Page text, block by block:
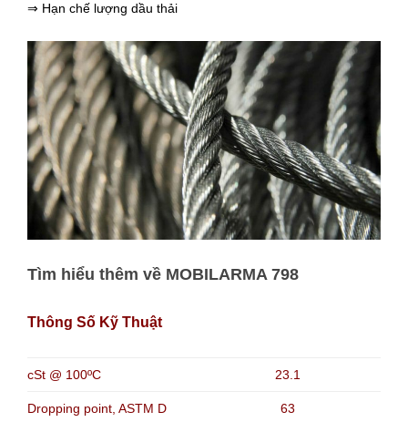
⇒ Hạn chế lượng dầu thải
Tìm hiểu thêm về MOBILARMA 798
Thông Số Kỹ Thuật
cSt @ 100ºC 23.1
Dropping point, ASTM D
63